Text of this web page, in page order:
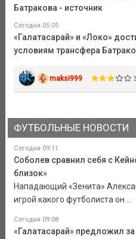
Батракова - источник
Сегодня 05:05
«Галатасарай» и «Локо»
условиям трансфера
maksi999
ФУТБОЛЬНЫЕ НОВОСТИ
Сегодня 09:11
Соболев сравнил себя с
близок»
Нападающий «Зенита»
игрой какого футболиста он ...
Сегодня 09:08
«Галатасарай» предложил